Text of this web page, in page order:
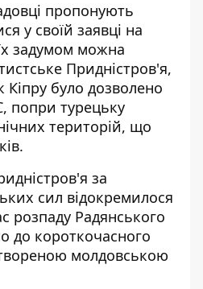
пропонують
у своїй заявці на
задумом можна
Придністров'я,
Кіпру було дозволено
попри турецьку
територій, що
за
сил відокремилося
розпаду Радянського
до короткочасного
молдовською